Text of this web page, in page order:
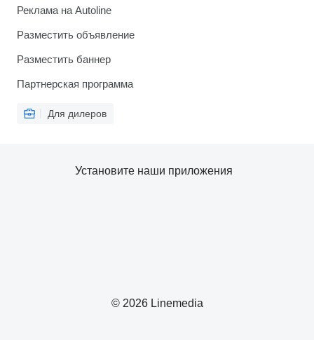
Реклама на Autoline
Разместить объявление
Разместить баннер
Партнерская программа
Для дилеров
© 2026 Linemedia
Установите наши приложения